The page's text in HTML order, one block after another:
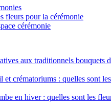
fleurs pour la cérémonie
cérémonie
aux traditionnels bouquets
et crématoriums : quelles sont
en hiver : quelles sont les